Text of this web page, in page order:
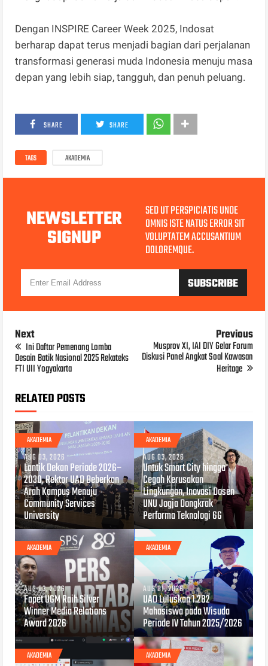
Dengan INSPIRE Career Week 2025, Indosat
berharap dapat terus menjadi bagian dari perjalanan
transformasi generasi muda Indonesia menuju masa
depan yang lebih siap, tangguh, dan penuh peluang.
SHARE SHARE
TAGS AKADEMIA
NEWSLETTER
SIGNUP
SED UT PERSPICIATIS UNDE
OMNIS ISTE NATUS ERROR SIT
VOLUPTATEM ACCUSANTIUM
DOLOREMQUE.
Next
Ini Daftar Pemenang Lomba
Desain Batik Nasional 2025 Rekateks
FTI UII Yogyakarta
Previous
Musprov XI, IAI DIY Gelar Forum
Diskusi Panel Angkat Soal Kawasan
Heritage
RELATED POSTS
AKADEMIA
AUG 03, 2026
Lantik Dekan Periode 2026–
2030, Rektor UAD Beberkan
Arah Kampus Menuju
Community Services
University
AKADEMIA
AUG 03, 2026
Untuk Smart City hingga
Cegah Kerusakan
Lingkungan, Inovasi Dosen
UNU Jogja Dongkrak
Performa Teknologi 6G
AKADEMIA
AUG 03, 2026
Fapet UGM Raih Silver
Winner Media Relations
Award 2026
AKADEMIA
AUG 01, 2026
UAD Luluskan 1.282
Mahasiswa pada Wisuda
Periode IV Tahun 2025/2026
AKADEMIA AKADEMIA